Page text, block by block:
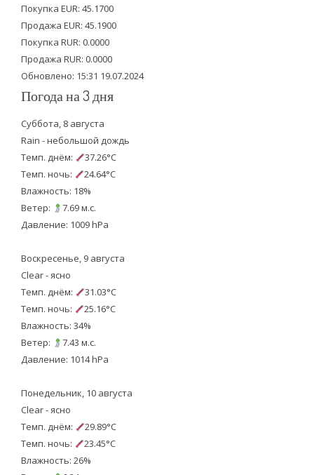
e
r
o
o
k
b
e
Покупка EUR: 45.1700
Продажа EUR: 45.1900
Покупка RUR: 0.0000
Продажа RUR: 0.0000
Обновлено: 15:31 19.07.2024
Погода на 3 дня
Суббота, 8 августа
Rain - небольшой дождь
Темп. днём:
37.26°C
Темп. ночь:
24.64°C
Влажность: 18%
Ветер:
7.69 м.с.
Давление: 1009 hPa
Воскресенье, 9 августа
Clear - ясно
Темп. днём:
31.03°C
Темп. ночь:
25.16°C
Влажность: 34%
Ветер:
7.43 м.с.
Давление: 1014 hPa
Понедельник, 10 августа
Clear - ясно
Темп. днём:
29.89°C
Темп. ночь:
23.45°C
Влажность: 26%